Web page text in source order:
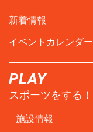
新着情報
イベントカレンダー
PLAY
スポーツをする！
施設情報